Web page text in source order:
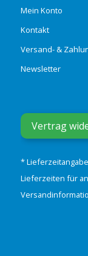
Mein Konto
Kontakt
Versand- &
Newsletter
Vertrag
*
Lieferzeiten für